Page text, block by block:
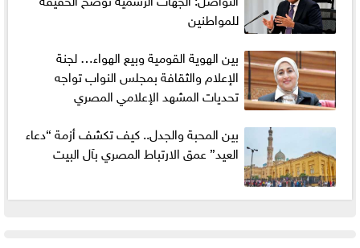
للمواطنين
بين الهوية القومية وبيع الهواء… لجنة
الإعلام والثقافة بمجلس النواب تواجه
تحديات المشهد الإعلامي المصري
بين المحبة والجدل.. كيف تكشف أزمة “دعاء
العيد” عمق الارتباط المصري بآل البيت